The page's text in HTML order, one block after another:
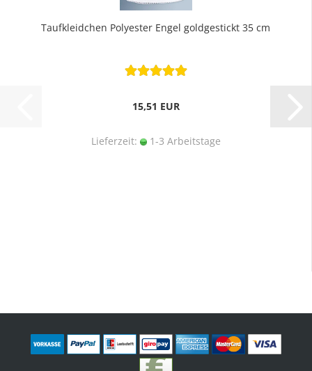
Taufkleidchen Polyester Engel goldgestickt 35 cm
15,51 EUR
Lieferzeit: 1-3 Arbeitstage